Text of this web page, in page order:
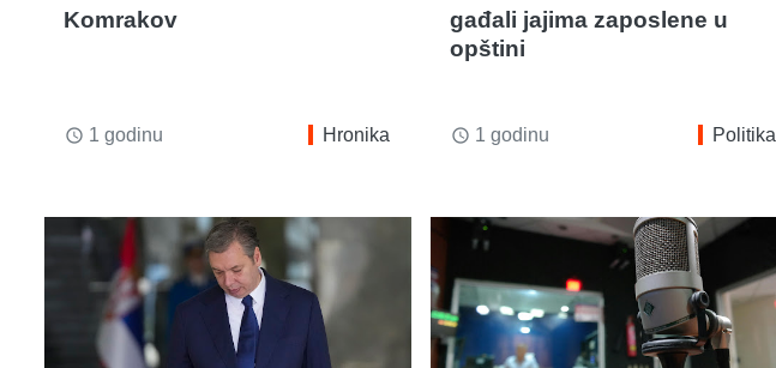
Komrakov
access_time 1 godinu Hronika
gađali jajima zaposlene u
opštini
access_time 1 godinu Politika